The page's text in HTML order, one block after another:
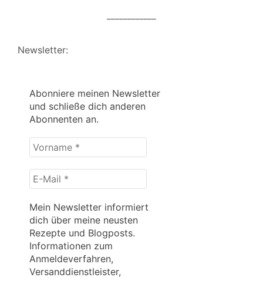
Newsletter:
Abonniere meinen Newsletter
und schließe dich anderen
Abonnenten an.
Vorname
*
E-
Mail
Mein Newsletter informiert
dich über meine neusten
Rezepte und Blogposts.
Informationen zum
Anmeldeverfahren,
Versanddienstleister,